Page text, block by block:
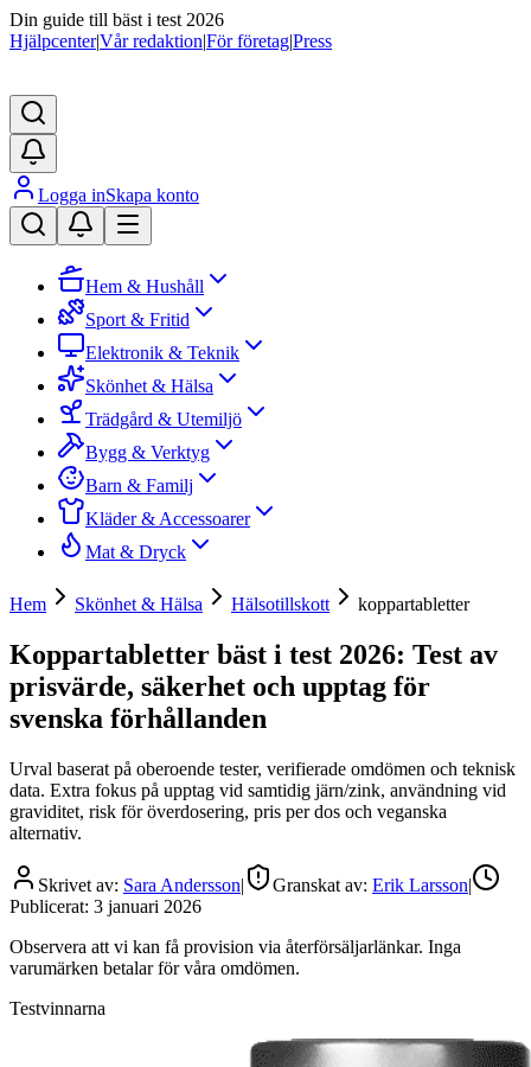
Din guide till bäst i test 2026
Hjälpcenter|Vår redaktion|För företag|Press
Logga inSkapa konto
Hem & Hushåll
Sport & Fritid
Elektronik & Teknik
Skönhet & Hälsa
Trädgård & Utemiljö
Bygg & Verktyg
Barn & Familj
Kläder & Accessoarer
Mat & Dryck
Hem Skönhet & Hälsa Hälsotillskott koppartabletter
Koppartabletter bäst i test 2026: Test av
prisvärde, säkerhet och upptag för
svenska förhållanden
Urval baserat på oberoende tester, verifierade omdömen och teknisk
data. Extra fokus på upptag vid samtidig järn/zink, användning vid
graviditet, risk för överdosering, pris per dos och veganska
alternativ.
Skrivet av: Sara Andersson| Granskat av: Erik Larsson|
Publicerat: 3 januari 2026
Observera att vi kan få provision via återförsäljarlänkar. Inga
varumärken betalar för våra omdömen.
Testvinnarna